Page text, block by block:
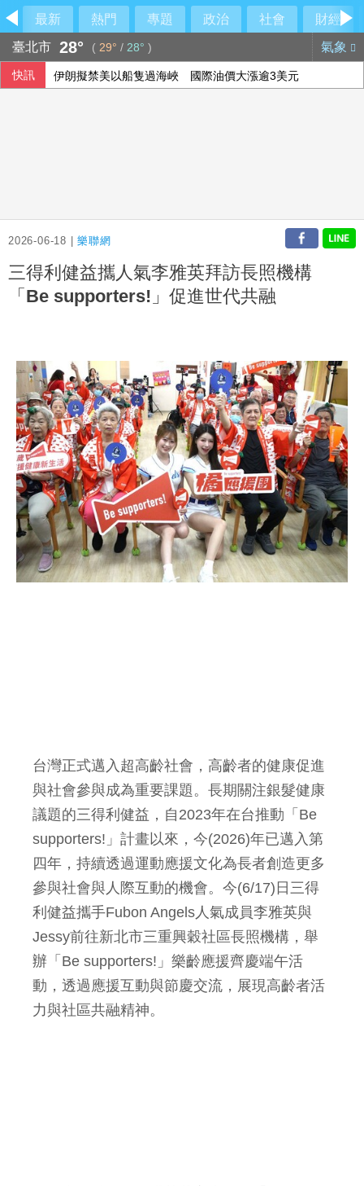
最新 熱門 專題 政治 社會
財經
臺北市 28° ( 29° / 28° ) 氣象
快訊 伊朗擬禁美以船隻過海峽 國際油價大漲逾3美元
2026-06-18 |樂聯網
三得利健益攜人氣李雅英拜訪長照機構
「Be supporters!」促進世代共融
台灣正式邁入超高齡社會，高齡者的健康促進
與社會參與成為重要課題。長期關注銀髮健康
議題的三得利健益，自2023年在台推動「Be
supporters!」計畫以來，今(2026)年已邁入第
四年，持續透過運動應援文化為長者創造更多
參與社會與人際互動的機會。今(6/17)日三得
利健益攜手Fubon Angels人氣成員李雅英與
Jessy前往新北市三重興穀社區長照機構，舉
辦「Be supporters!」樂齡應援齊慶端午活
動，透過應援互動與節慶交流，展現高齡者活
力與社區共融精神。